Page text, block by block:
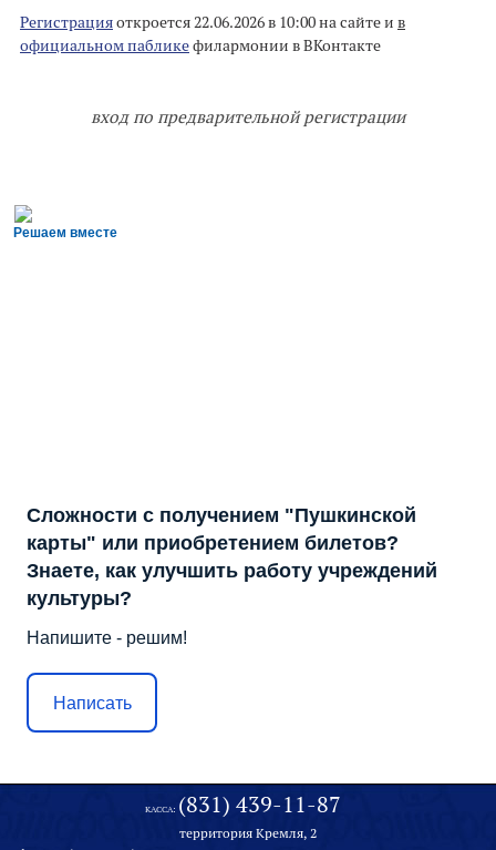
Регистрацияоткроется 22.06.2026 в 10:00 на сайте и в
официальном пабликефилармонии в ВКонтакте
вход по предварительной регистрации
Решаем вместе
Сложности с получением "Пушкинской
карты" или приобретением билетов?
Знаете, как улучшить работу учреждений
культуры?
Напишите - решим!
Написать
КАССА: (831) 439-11-87
территория Кремля, 2